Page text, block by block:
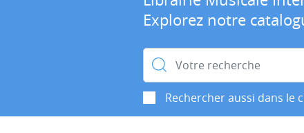
Explorez notre
Rechercher :
Rechercher aussi dans le